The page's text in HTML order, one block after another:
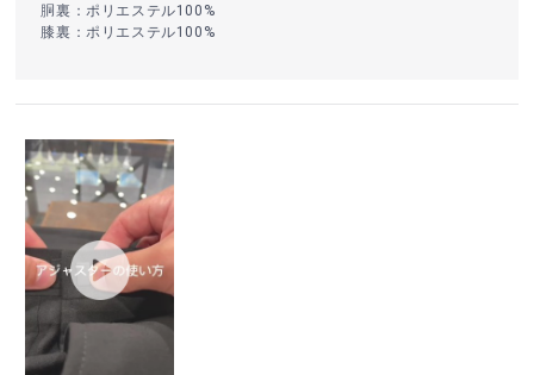
胴裏：ポリエステル100%
膝裏：ポリエステル100%